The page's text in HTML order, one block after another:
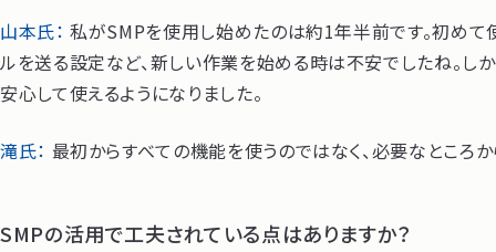
山本氏： 私がSMPを使用し始めたのは約1年半前です。初めて
ルを送る設定など、新しい作業を始める時は不安でしたね。し
安心して使えるようになりました。
滝氏： 最初からすべての機能を使うのではなく、必要なところ
SMPの活用で工夫されている点はありますか？